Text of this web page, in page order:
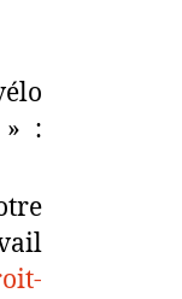
» :